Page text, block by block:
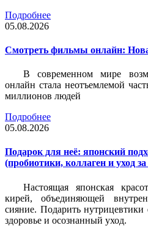
Подробнее
05.08.2026
Смотреть фильмы онлайн:
В современном мире
онлайн стала неотъемлемой
миллионов людей
Подробнее
05.08.2026
Подарок для неё: японский
(пробиотики, коллаген и уход
Настоящая японская
кирей, объединяющей
сияние. Подарить нутрицевтики
здоровье и осознанный уход.